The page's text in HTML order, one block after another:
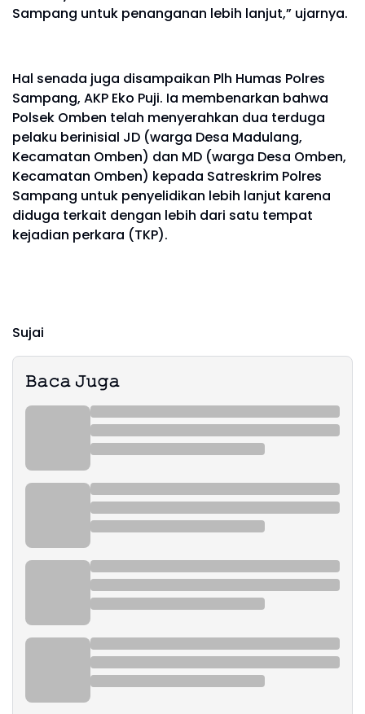
Sampang untuk penanganan lebih lanjut,” ujarnya.
Hal senada juga disampaikan Plh Humas Polres
Sampang, AKP Eko Puji. Ia membenarkan bahwa
Polsek Omben telah menyerahkan dua terduga
pelaku berinisial JD (warga Desa Madulang,
Kecamatan Omben) dan MD (warga Desa Omben,
Kecamatan Omben) kepada Satreskrim Polres
Sampang untuk penyelidikan lebih lanjut karena
diduga terkait dengan lebih dari satu tempat
kejadian perkara (TKP).
Sujai
𝙱𝚊𝚌𝚊 𝙹𝚞𝚐𝚊